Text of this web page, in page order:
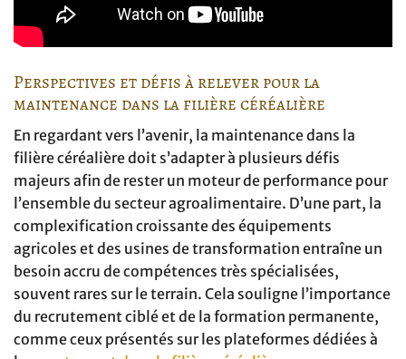
Perspectives et défis à relever pour la
maintenance dans la filière céréalière
En regardant vers l’avenir, la maintenance dans la
filière céréalière doit s’adapter à plusieurs défis
majeurs afin de rester un moteur de performance pour
l’ensemble du secteur agroalimentaire. D’une part, la
complexification croissante des équipements
agricoles et des usines de transformation entraîne un
besoin accru de compétences très spécialisées,
souvent rares sur le terrain. Cela souligne l’importance
du recrutement ciblé et de la formation permanente,
comme ceux présentés sur les plateformes dédiées à